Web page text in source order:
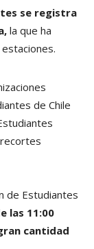
se registra
la que ha
de Chile
recortes
de Estudiantes
las 11:00
cantidad